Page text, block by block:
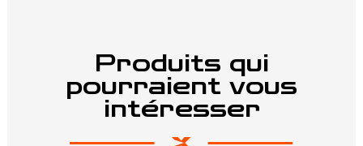
Produits qui
pourraient vous
intéresser